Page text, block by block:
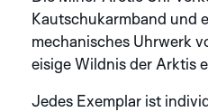
Kautschukarmband und
mechanisches Uhrwerk
eisige Wildnis der Arktis
Jedes Exemplar ist